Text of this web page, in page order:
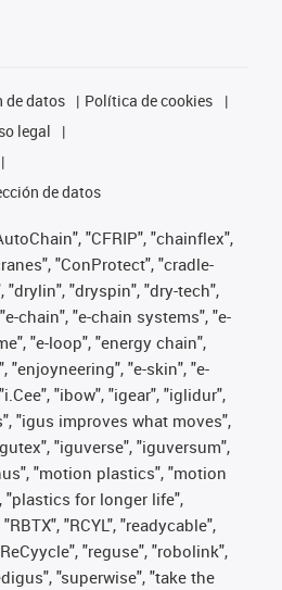
de datos
Política de cookies
legal
de datos
"CFRIP", "chainflex",
"ConProtect", "cradle-
"drylin", "dryspin", "dry-tech",
chain", "e-chain systems", "e-
"e-loop", "energy chain",
"enjoyneering", "e-skin", "e-
"ibow", "igear", "iglidur",
"igus improves what moves",
"iguverse", "iguversum",
"motion plastics", "motion
"plastics for longer life",
"RCYL", "readycable",
"reguse", "robolink",
"superwise", "take the